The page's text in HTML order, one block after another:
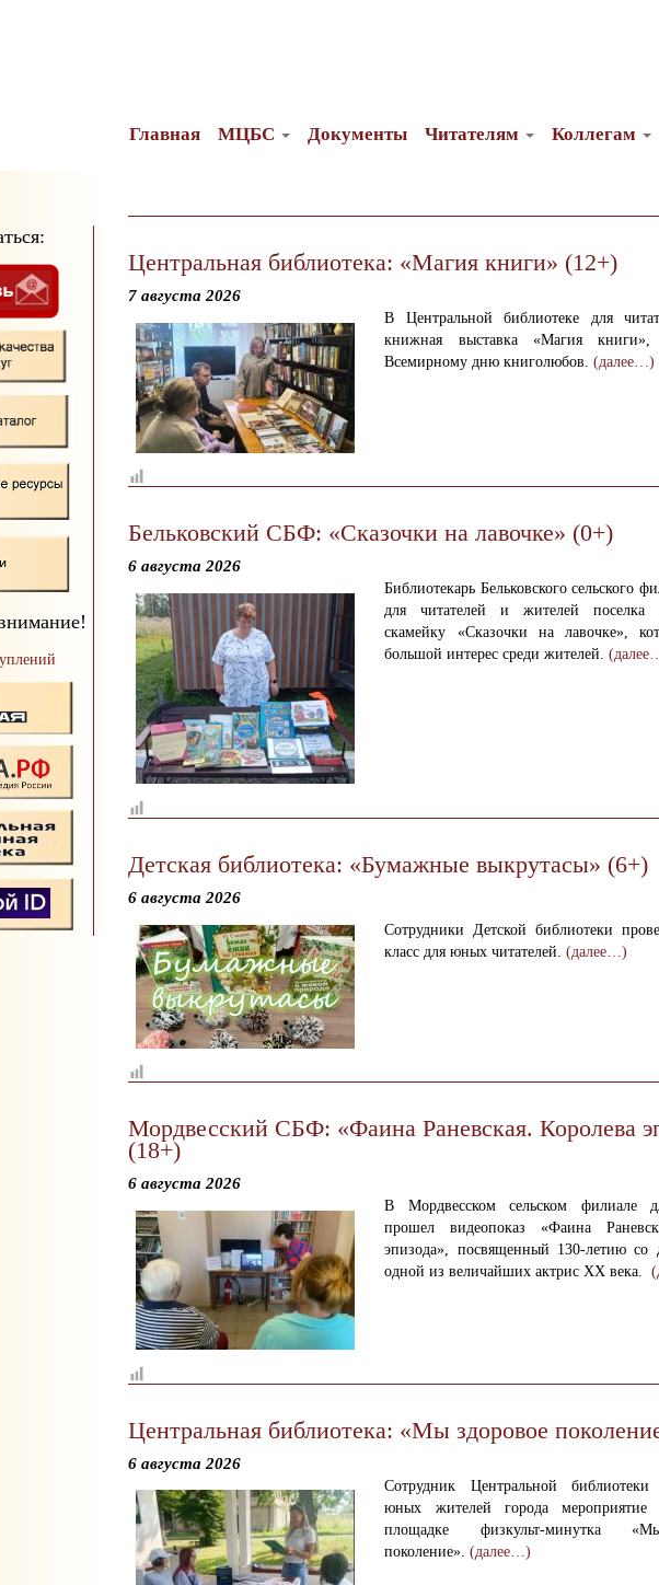
Главная МЦБС Документы Читателям Коллегам
Центральная библиотека: «Магия книги» (12+)
7 августа 2026
В Центральной библиотеке для
книжная выставка «Магия книги»,
Всемирному дню книголюбов.(далее…)
Бельковский СБФ: «Сказочки на лавочке» (0+)
6 августа 2026
Библиотекарь Бельковского сельского
для читателей и жителей поселка
скамейку «Сказочки на лавочке»,
большой интерес среди жителей.
Детская библиотека: «Бумажные выкрутасы» (6+)
6 августа 2026
Сотрудники Детской библиотеки
класс для юных читателей.(далее…)
Мордвесский СБФ: «Фаина Раневская. Королева
(18+)
6 августа 2026
В Мордвесском сельском филиале
прошел видеопоказ «Фаина
эпизода», посвященный 130-летию со
одной из величайших актрис XX века.
Центральная библиотека: «Мы здоровое
6 августа 2026
Сотрудник Центральной
юных жителей города мероприятие
площадке физкульт-минутка
поколение».(далее…)